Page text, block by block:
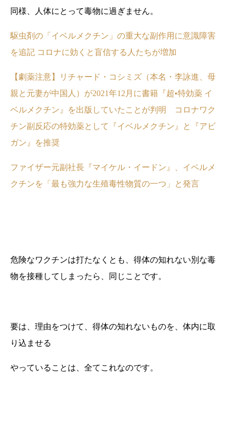
同様、人体にとって毒物に過ぎません。
駆虫剤の「イベルメクチン」の重大な副作用に意識障害
を追記 コロナに効くと盲信する人たちが増加
【劇薬注意】リチャード・コシミズ（本名・李詠進、母
親と元妻が中国人）が2021年12月に書籍『超•特効薬 イ
ベルメクチン』を出版していたことが判明 コロナワク
チン副反応の特効薬として『イベルメクチン』と『アビ
ガン』を推奨
ファイザー元副社長『マイケル・イードン』、イベルメ
クチンを「最も強力な生殖毒性物質の一つ」と発言
危険なワクチンは打たなくとも、得体の知れない別な毒
物を接種してしまったら、同じことです。
要は、理由をつけて、得体の知れないものを、体内に取
り込ませる
やっていることは、全てこれなのです。